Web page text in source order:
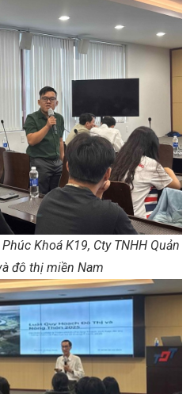
Khoá K19, Cty TNHH Quản
đô thị miền Nam